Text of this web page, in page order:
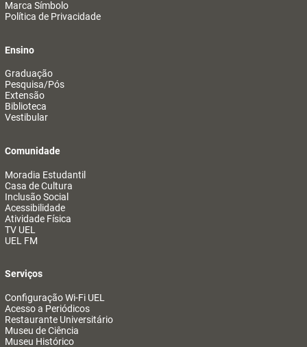
Marca Símbolo
Política de Privacidade
Ensino
Graduação
Pesquisa/Pós
Extensão
Biblioteca
Vestibular
Comunidade
Moradia Estudantil
Casa de Cultura
Inclusão Social
Acessibilidade
Atividade Física
TV UEL
UEL FM
Serviços
Configuração Wi-Fi UEL
Acesso a Periódicos
Restaurante Universitário
Museu de Ciência
Museu Histórico